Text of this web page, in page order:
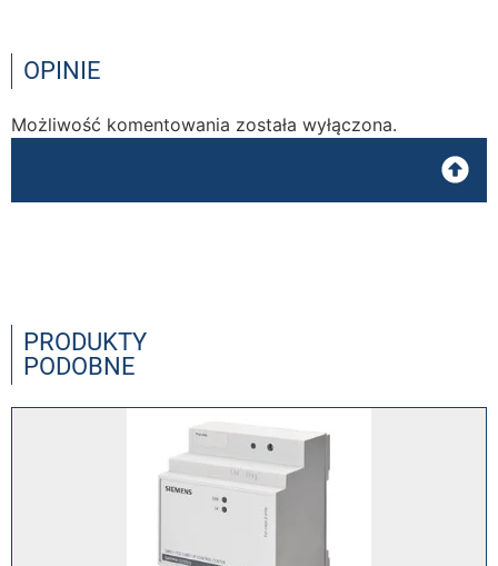
OPINIE
Możliwość komentowania została wyłączona.
PRODUKTY
PODOBNE